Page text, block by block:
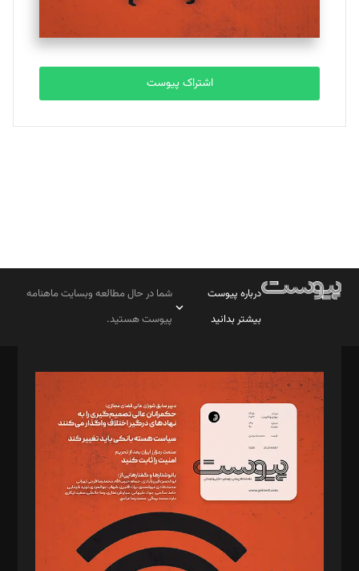
مصطفی مسجدی آرانی
تحریریه
بابک نقاش
تحریریه
اشتراک پیوست
درباره پیوست
بیشتر بدانید
شما در حال مطالعه وبسایت ماهنامه
پیوست هستید.
مدیر مسئول: محمدباقر اثنی‌عشری
سردبیر: مهرک محمودی
دبیر تحریریه: میثم قاسمی
د‌بیر ناداستان: سمانه سمیع
د‌بیر خدمت و تجارت: ابوالفضل رجبی
د‌بیر حقوق فناوری: حسام‌الدین ایپکچی
د‌بیر پیوست جهان: مینا پاکدل
د‌بیر تحریریه آنلاین: بابک نقاش
تحریریه‌: مجتبی محمود‌ی، آرش برهمند، یسنا امان‌پور، سروش کرمیان،